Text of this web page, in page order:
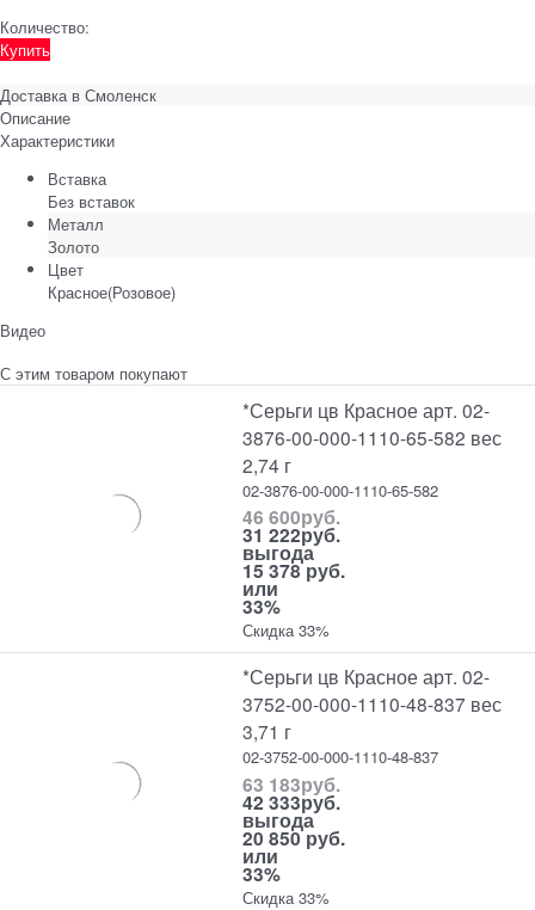
Количество:
Купить
Доставка в Смоленск
Описание
Характеристики
Вставка
Без вставок
Металл
Золото
Цвет
Красное(Розовое)
Видео
С этим товаром покупают
*Серьги цв Красное арт. 02-
3876-00-000-1110-65-582 вес
2,74 г
02-3876-00-000-1110-65-582
46 600руб.
31 222руб.
выгода
15 378 руб.
или
33%
Скидка 33%
*Серьги цв Красное арт. 02-
3752-00-000-1110-48-837 вес
3,71 г
02-3752-00-000-1110-48-837
63 183руб.
42 333руб.
выгода
20 850 руб.
или
33%
Скидка 33%